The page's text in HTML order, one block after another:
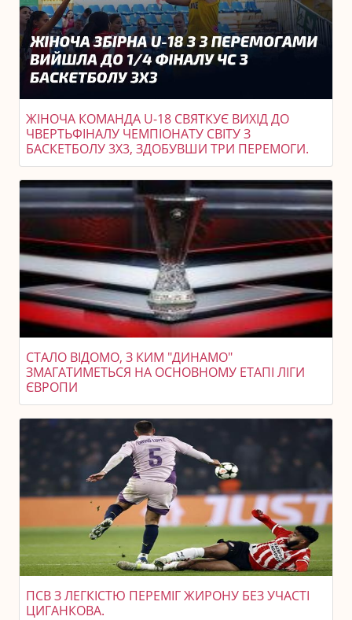
ЖІНОЧА КОМАНДА U-18 СВЯТКУЄ ВИХІД ДО
ЧВЕРТЬФІНАЛУ ЧЕМПІОНАТУ СВІТУ З
БАСКЕТБОЛУ 3X3, ЗДОБУВШИ ТРИ ПЕРЕМОГИ.
СТАЛО ВІДОМО, З КИМ "ДИНАМО"
ЗМАГАТИМЕТЬСЯ НА ОСНОВНОМУ ЕТАПІ ЛІГИ
ЄВРОПИ
ПСВ З ЛЕГКІСТЮ ПЕРЕМІГ ЖИРОНУ БЕЗ УЧАСТІ
ЦИГАНКОВА.